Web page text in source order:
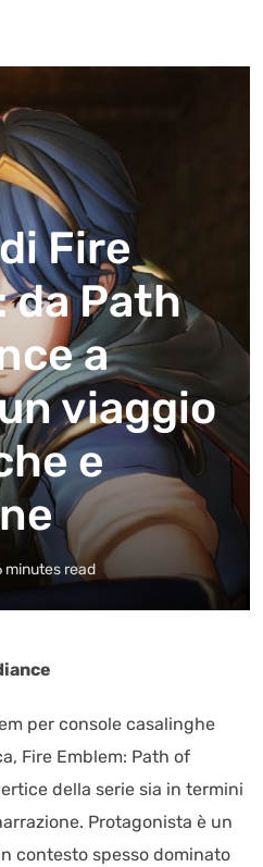
Fire
da Path
a
viaggio
e
minutes read
per console casalinghe
Fire Emblem: Path of
della serie sia in termini
Protagonista è un
contesto spesso dominato